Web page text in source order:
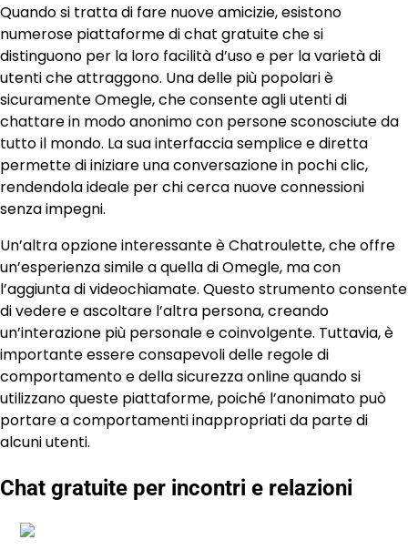
Quando si tratta di fare nuove amicizie, esistono
numerose piattaforme di chat gratuite che si
distinguono per la loro facilità d’uso e per la varietà di
utenti che attraggono. Una delle più popolari è
sicuramente Omegle, che consente agli utenti di
chattare in modo anonimo con persone sconosciute da
tutto il mondo. La sua interfaccia semplice e diretta
permette di iniziare una conversazione in pochi clic,
rendendola ideale per chi cerca nuove connessioni
senza impegni.
Un’altra opzione interessante è Chatroulette, che offre
un’esperienza simile a quella di Omegle, ma con
l’aggiunta di videochiamate. Questo strumento consente
di vedere e ascoltare l’altra persona, creando
un’interazione più personale e coinvolgente. Tuttavia, è
importante essere consapevoli delle regole di
comportamento e della sicurezza online quando si
utilizzano queste piattaforme, poiché l’anonimato può
portare a comportamenti inappropriati da parte di
alcuni utenti.
Chat gratuite per incontri e relazioni